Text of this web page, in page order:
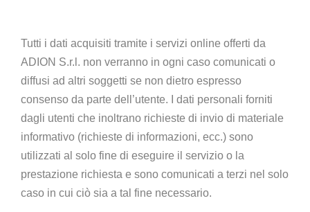
Tutti i dati acquisiti tramite i servizi online offerti da
ADION S.r.l. non verranno in ogni caso comunicati o
diffusi ad altri soggetti se non dietro espresso
consenso da parte dell’utente. I dati personali forniti
dagli utenti che inoltrano richieste di invio di materiale
informativo (richieste di informazioni, ecc.) sono
utilizzati al solo fine di eseguire il servizio o la
prestazione richiesta e sono comunicati a terzi nel solo
caso in cui ciò sia a tal fine necessario.